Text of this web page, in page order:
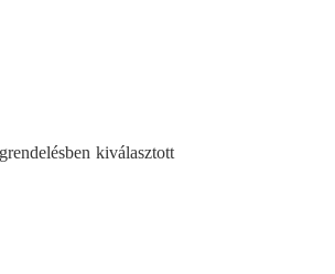
kiválasztott